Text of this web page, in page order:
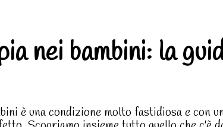
nei bambini: la
è una condizione molto fastidiosa e con